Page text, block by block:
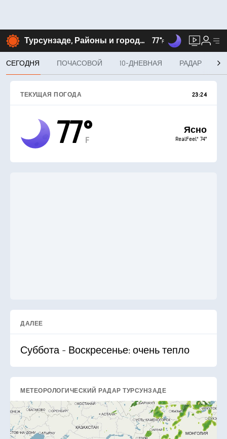
Турсунзаде, Районы и города республиканского подчинения 77°F
СЕГОДНЯ ПОЧАСОВОЙ 10-ДНЕВНАЯ РАДАР
ТЕКУЩАЯ ПОГОДА 23:24
77°
F
Ясно
RealFeel® 74°
ДАЛЕЕ
Суббота - Воскресенье: очень тепло
МЕТЕОРОЛОГИЧЕСКИЙ РАДАР ТУРСУНЗАДЕ